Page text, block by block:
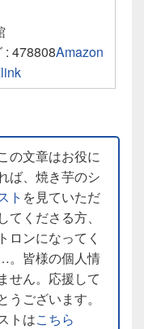
: 478808Amazon
の文章はお役に
ば、焼き芋のシ
ト を見ていただ
くださる方、
ロンになってく
。皆様の個人情
せん。応援して
ございます。
トはこちら